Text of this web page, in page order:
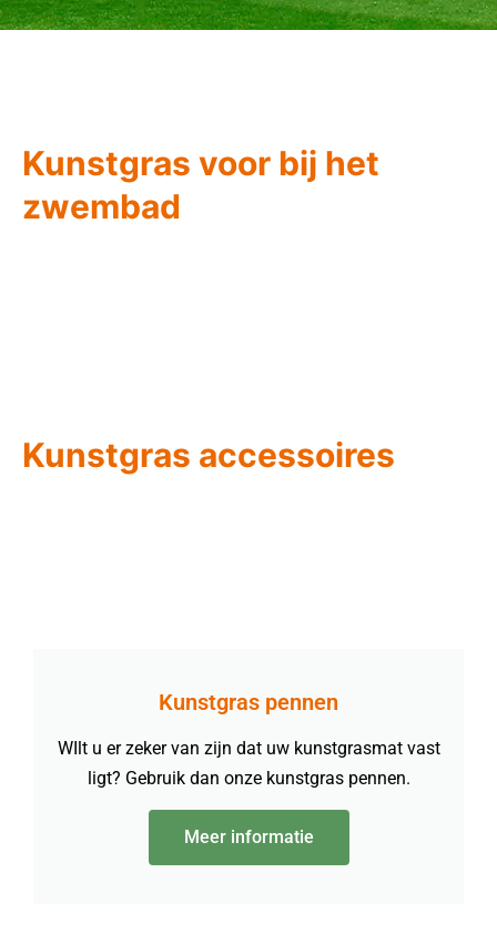
Kunstgras voor bij het
zwembad
Kunstgras accessoires
Kunstgras pennen
WIlt u er zeker van zijn dat uw kunstgrasmat vast
ligt? Gebruik dan onze kunstgras pennen.
Meer informatie